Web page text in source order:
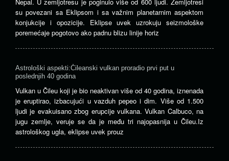
su povezani sa Eklipsom i sa važnim planetarnim aspektom
konjukcije i opozicije. Eklipse uvek uzrokuju seizmološke
poremećaje pogotovo ako padnu blizu linije horiz
Astrološki aspekti:Čileanski vulkan proradio prvi put u
poslednjih 40 godina
Vulkan u Čileu koji je bio neaktivan više od 40 godina, iznenada
je eruptirao, izbacujući u vazduh pepeo i dim. Više od 1.500
ljudi je evakuisano zbog erupcije vulkana. Vulkan Calbuco, na
jugu zemlje, veruje se da je među tri najopasnija u Čileu.Iz
astrološkog ugla, eklipse uvek prouz